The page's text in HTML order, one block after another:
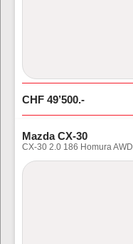
CHF 49’500.-
Mazda CX-30
CX-30 2.0 186 Homura AWD